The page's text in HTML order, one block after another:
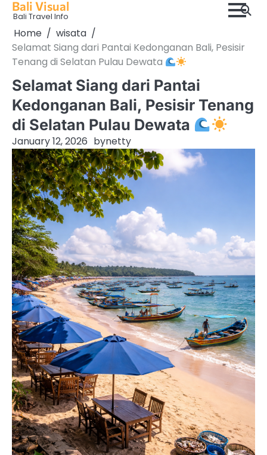
Skip
content
Bali Visual
Bali Travel Info
Home
wisata
Selamat Siang dari Pantai Kedonganan Bali, Pesisir
Tenang di Selatan Pulau Dewata
Selamat Siang dari Pantai
Kedonganan Bali, Pesisir Tenang
di Selatan Pulau Dewata
January 12, 2026 bynetty